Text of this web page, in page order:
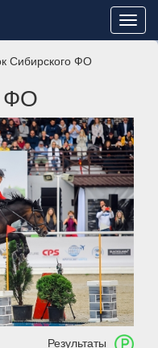
Сибирского ФО
ФО
Результаты